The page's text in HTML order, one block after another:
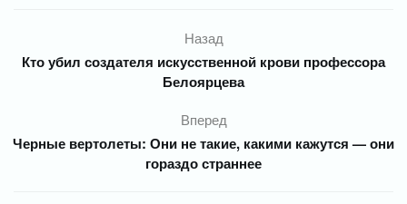
Назад
Кто убил создателя искусственной крови профессора
Белоярцева
Вперед
Черные вертолеты: Они не такие, какими кажутся — они
гораздо страннее